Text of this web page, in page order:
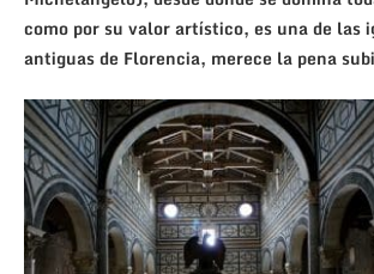
como por su valor artístico, es una de las
antiguas de Florencia, merece la pena